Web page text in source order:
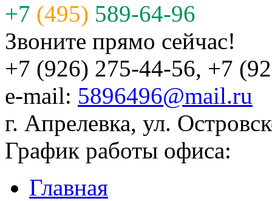
+7 (495) 589-64-96
Звоните прямо сейчас!
+7 (926) 275-44-56, +7
e-mail: 5896496@mail.ru
г. Апрелевка, ул.
График работы офиса:
Главная